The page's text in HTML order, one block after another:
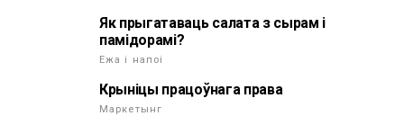
Як прыгатаваць салата з сырам і
памідорамі?
Ежа і напоі
Крыніцы працоўнага права
Маркетынг